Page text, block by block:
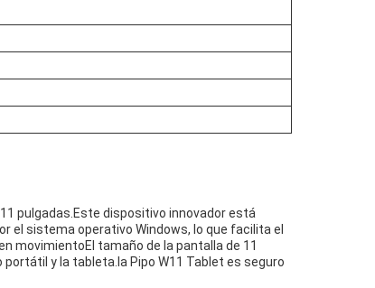
pulgadas.Este dispositivo innovador está
el sistema operativo Windows, lo que facilita el
movimientoEl tamaño de la pantalla de 11
y la tableta.la Pipo W11 Tablet es seguro